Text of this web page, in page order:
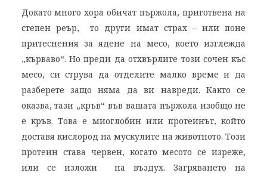
Докато много хора обичат пържола, приготвена на
степен реър, то други имат страх – или поне
притеснения за ядене на месо, което изглежда
„кърваво“. Но преди да отхвърлите този сочен къс
месо, си струва да отделите малко време и да
разберете защо няма да ви навреди. Както се
оказва, тази „кръв“ във вашата пържола изобщо не
е кръв. Това е миоглобин или протеинът, който
доставя кислород на мускулите на животното. Този
протеин става червен, когато месото се изреже,
или се изложи на въздух. Загряването на